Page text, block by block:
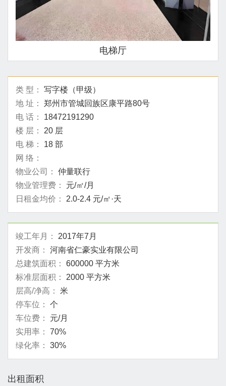
电梯厅
类 型：
写字楼（甲级）
地 址：
郑州市管城回族区康平路80号
电 话：
18472191290
楼 层：
20 层
电 梯：
18 部
网 络：
物业公司：
仲量联行
物业管理费：
元/㎡/月
日租金均价：
2.0-2.4 元/㎡·天
竣工年月：
2017年7月
开发商：
河南省仁豪实业有限公司
总建筑面积：
600000 平方米
标准层面积：
2000 平方米
层高/净高：
米
停车位：
个
车位费：
元/月
实用率：
70%
绿化率：
30%
出租面积